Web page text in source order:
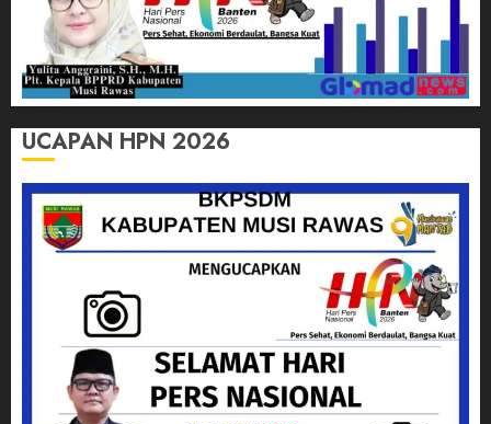
UCAPAN HPN 2026